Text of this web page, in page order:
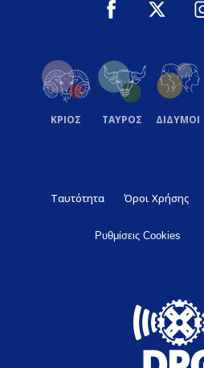
ΚΡΙΟΣ ΤΑΥΡΟΣ ΔΙΔΥΜΟΙ
Ταυτότητα Όροι Χρήσης
Ρυθμίσεις Cookies